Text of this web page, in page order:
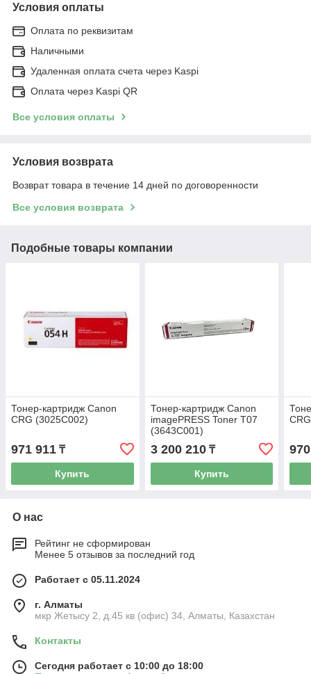
Условия оплаты
Оплата по реквизитам
Наличными
Удаленная оплата счета через Kaspi
Оплата через Kaspi QR
Все условия оплаты
Условия возврата
Возврат товара в течение 14 дней по договоренности
Все условия возврата
Подобные товары компании
Тонер-картридж Canon
CRG (3025C002)
971 911 ₸
Купить
Тонер-картридж Canon
imagePRESS Toner T07
(3643C001)
3 200 210₸
Купить
О нас
Рейтинг не сформирован
Менее 5 отзывов за последний год
Работает с 05.11.2024
г. Алматы
мкр Жетысу 2, д.45 кв (офис) 34, Алматы, Казахстан
Контакты
Сегодня работает с 10:00 до 18:00